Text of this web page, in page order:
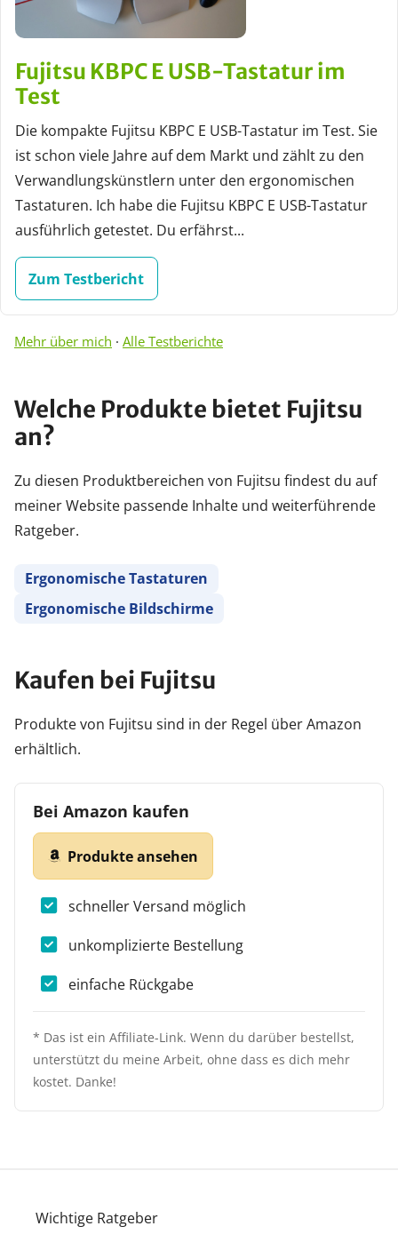
Fujitsu KBPC E USB-Tastatur im
Test
Die kompakte Fujitsu KBPC E USB-Tastatur im Test. Sie
ist schon viele Jahre auf dem Markt und zählt zu den
Verwandlungskünstlern unter den ergonomischen
Tastaturen. Ich habe die Fujitsu KBPC E USB-Tastatur
ausführlich getestet. Du erfährst...
Zum Testbericht
Mehr über mich · Alle Testberichte
Welche Produkte bietet Fujitsu
an?
Zu diesen Produktbereichen von Fujitsu findest du auf
meiner Website passende Inhalte und weiterführende
Ratgeber.
Ergonomische Tastaturen
Ergonomische Bildschirme
Kaufen bei Fujitsu
Produkte von Fujitsu sind in der Regel über Amazon
erhältlich.
Bei Amazon kaufen
Produkte ansehen
schneller Versand möglich
unkomplizierte Bestellung
einfache Rückgabe
* Das ist ein Affiliate-Link. Wenn du darüber bestellst,
unterstützt du meine Arbeit, ohne dass es dich mehr
kostet. Danke!
Wichtige Ratgeber